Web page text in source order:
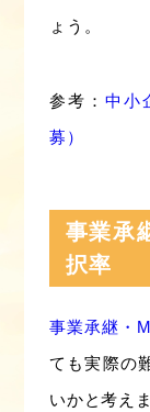
ょう。
参考：中小
募）
事業承
択率
事業承継・
ても実際の
いかと考え